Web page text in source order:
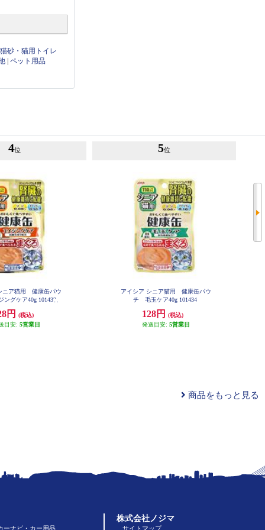
|猫砂・猫用トイレ
|ペット用品
4位
ニア猫用 健康缶パウ
グケア40g 101432
円
(税込)
目安: 5営業日
5位
アイシア シニア猫用 健康缶パウ
チ 毛玉ケア40g 101434
128円
(税込)
発送目安: 5営業日
商品をもっと見る
ーナビ・カー用品
株式会社ノジマ
サイトマップ